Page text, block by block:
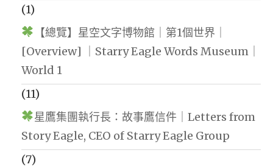
(1)
【總覽】星空文字博物館｜第1個世界｜
[Overview] ｜Starry Eagle Words Museum｜
World 1
(11)
星鷹集團執行長：故事鷹信件｜Letters from
Story Eagle, CEO of Starry Eagle Group
(7)